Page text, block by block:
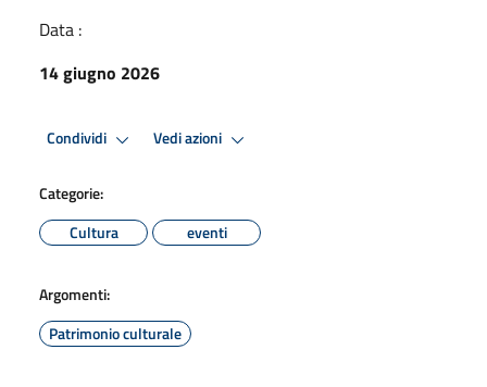
Data :
14 giugno 2026
Condividi Vedi azioni
Categorie:
Cultura
eventi
Argomenti:
Patrimonio culturale